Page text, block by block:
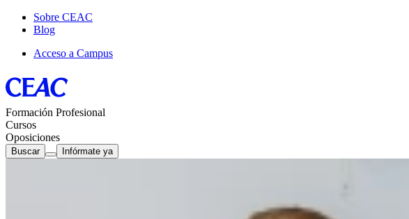
Sobre CEAC
Blog
Acceso a Campus
Formación Profesional
Cursos
Oposiciones
Buscar Infórmate ya